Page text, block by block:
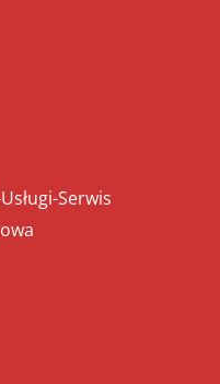
Serwis